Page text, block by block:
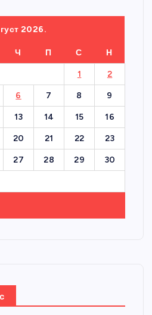
2026.
Ч П С Н
1 2
6 7 8 9
13 14 15 16
20 21 22 23
27 28 29 30